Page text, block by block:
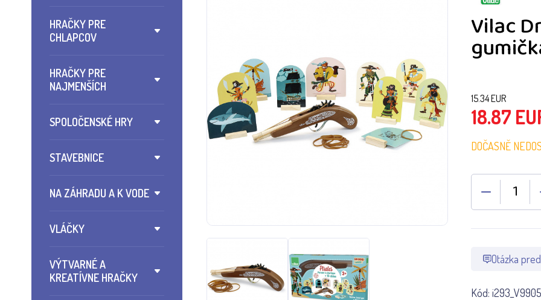
HRAČKY PRE
CHLAPCOV
HRAČKY PRE
NAJMENŠÍCH
SPOLOČENSKÉ HRY
STAVEBNICE
NA ZÁHRADU A K VODE
VLÁČKY
VÝTVARNÉ A
KREATÍVNE HRAČKY
Vilac
15.34EUR
18.87
DOČASNĚ
Otázka
Kód: i293_V9905